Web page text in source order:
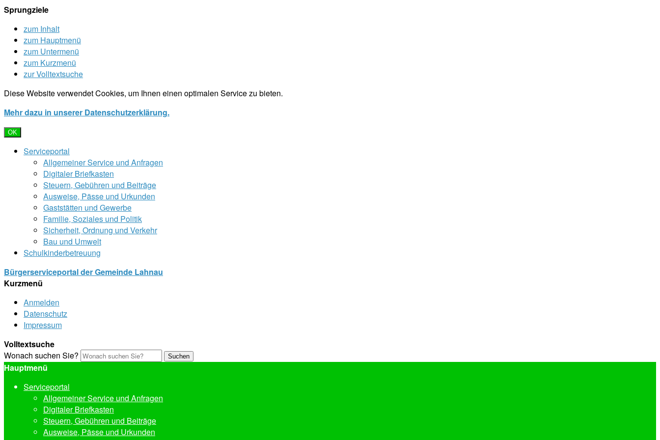
Sprungziele
zum Inhalt
zum Hauptmenü
zum Untermenü
zum Kurzmenü
zur Volltextsuche
Diese Website verwendet Cookies, um Ihnen einen optimalen Service zu bieten.
Mehr dazu in unserer Datenschutzerklärung.
OK
Serviceportal
Allgemeiner Service und Anfragen
Digitaler Briefkasten
Steuern, Gebühren und Beiträge
Ausweise, Pässe und Urkunden
Gaststätten und Gewerbe
Familie, Soziales und Politik
Sicherheit, Ordnung und Verkehr
Bau und Umwelt
Schulkinderbetreuung
Bürgerserviceportal der Gemeinde Lahnau
Kurzmenü
Anmelden
Datenschutz
Impressum
Volltextsuche
Wonach suchen Sie?
Suchen
Hauptmenü
Serviceportal
Allgemeiner Service und Anfragen
Digitaler Briefkasten
Steuern, Gebühren und Beiträge
Ausweise, Pässe und Urkunden